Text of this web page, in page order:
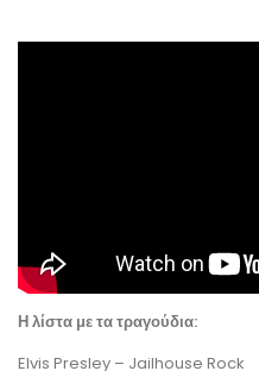
Η λίστα με τα τραγούδια:
Elvis Presley – Jailhouse Rock